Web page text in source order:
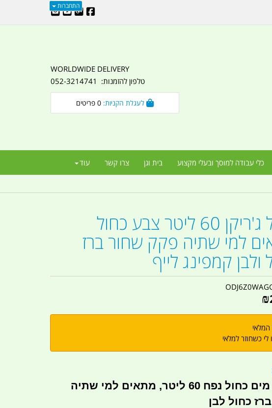
התחברות
WORLDWIDE DELIVERY
טלפון להזמנות: 052-3214741
0
כלי עבודה למוסך ובעלי מקצוע בית וגן צרו קשר עוד
מיכל ג'ריקן 60 ליטר צבע כחול
למי שתיה פקק שחור ברז
ולבן קמפינג לייף
₪
המלאי
לי כשחוזר למלאי
מיכל מים כחול נפח 60 ליטר, מתאים למי שתיה
כחול לבן